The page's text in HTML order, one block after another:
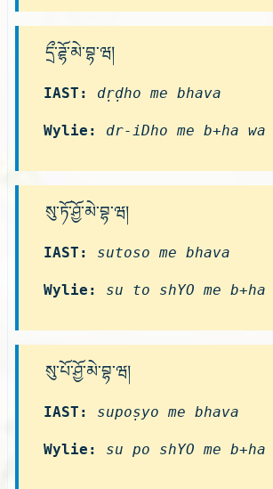
དྲྀ་ཌྷོ་མེ་བྷ་ཝ།
IAST: dṛḍho me bhava
Wylie: dr-iDho me b+ha wa
སུ་ཏོ་ཤྱོ་མེ་བྷ་ཝ།
IAST: sutoso me bhava
Wylie: su to shYO me b+ha
སུ་པོ་ཤྱོ་མེ་བྷ་ཝ།
IAST: supoṣyo me bhava
Wylie: su po shYO me b+ha